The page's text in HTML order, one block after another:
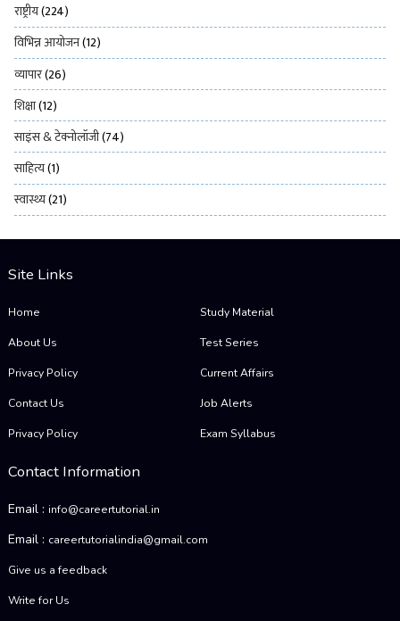
राष्ट्रीय(224)
विभिन्न आयोजन(12)
व्यापार(26)
शिक्षा(12)
साइंस & टेक्नोलॉजी(74)
साहित्य(1)
स्वास्थ्य(21)
Site Links
Home
About Us
Privacy Policy
Contact Us
Privacy Policy
Study Material
Test Series
Current Affairs
Job Alerts
Exam Syllabus
Contact Information
Email : info@careertutorial.in
Email : careertutorialindia@gmail.com
Give us a feedback
Write for Us